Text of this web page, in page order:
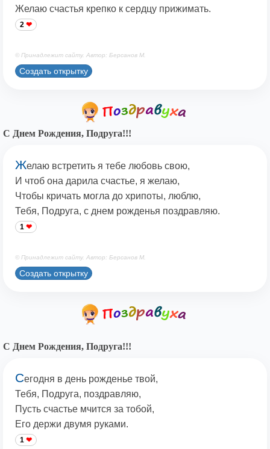
Желаю счастья крепко к сердцу прижимать.
2
© Принадлежит сайту. Автор: Берсанов М.
Создать открытку
С Днем Рождения, Подруга!!!
Желаю встретить я тебе любовь свою,
И чтоб она дарила счастье, я желаю,
Чтобы кричать могла до хрипоты, люблю,
Тебя, Подруга, с днем рожденья поздравляю.
1
© Принадлежит сайту. Автор: Берсанов М.
Создать открытку
С Днем Рождения, Подруга!!!
Сегодня в день рожденье твой,
Тебя, Подруга, поздравляю,
Пусть счастье мчится за тобой,
Его держи двумя руками.
1